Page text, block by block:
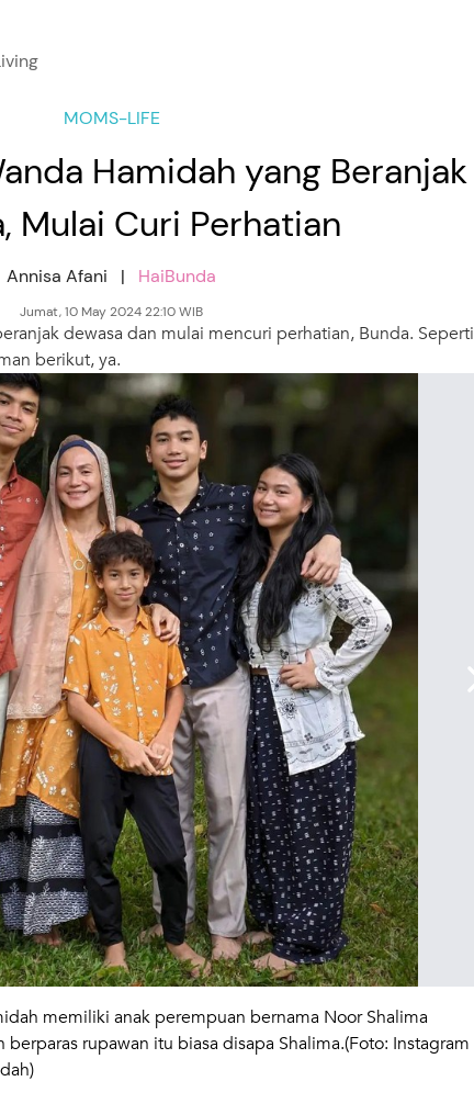
MOMS-LIFE
Hamidah yang Beranjak
Mulai Curi Perhatian
Annisa Afani | HaiBunda
Jumat, 10 May 2024 22:10 WIB
dewasa dan mulai mencuri perhatian, Bunda. Seperti
berikut, ya.
memiliki anak perempuan bernama Noor Shalima
rupawan itu biasa disapa Shalima.(Foto: Instagram